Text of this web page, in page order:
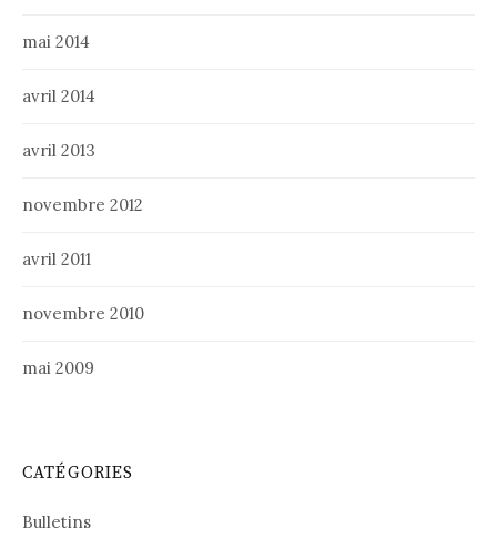
mai 2014
avril 2014
avril 2013
novembre 2012
avril 2011
novembre 2010
mai 2009
CATÉGORIES
Bulletins